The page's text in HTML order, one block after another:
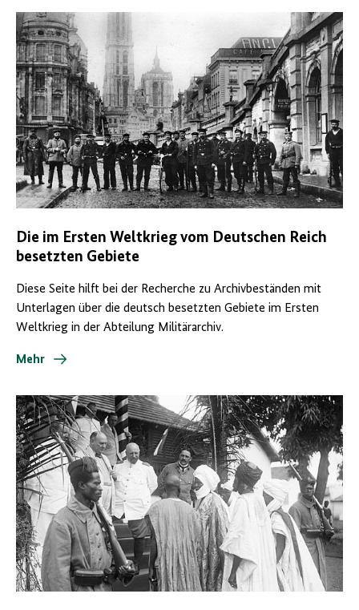
Die im Ersten Weltkrieg vom Deutschen Reich
besetzten Gebiete
Diese Seite hilft bei der Recherche zu Archivbeständen mit
Unterlagen über die deutsch besetzten Gebiete im Ersten
Weltkrieg in der Abteilung Militärarchiv.
Mehr